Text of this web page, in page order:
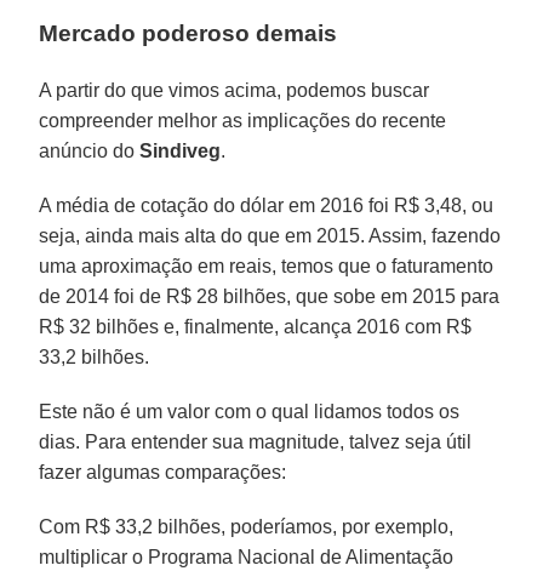
Mercado poderoso demais
A partir do que vimos acima, podemos buscar
compreender melhor as implicações do recente
anúncio doSindiveg.
A média de cotação do dólar em 2016 foi R$ 3,48, ou
seja, ainda mais alta do que em 2015. Assim, fazendo
uma aproximação em reais, temos que o faturamento
de 2014 foi de R$ 28 bilhões, que sobe em 2015 para
R$ 32 bilhões e, finalmente, alcança 2016 com R$
33,2 bilhões.
Este não é um valor com o qual lidamos todos os
dias. Para entender sua magnitude, talvez seja útil
fazer algumas comparações:
Com R$ 33,2 bilhões, poderíamos, por exemplo,
multiplicar o Programa Nacional de Alimentação